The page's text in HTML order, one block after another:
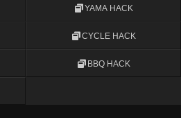
YAMA HACK
CYCLE HACK
BBQ HACK